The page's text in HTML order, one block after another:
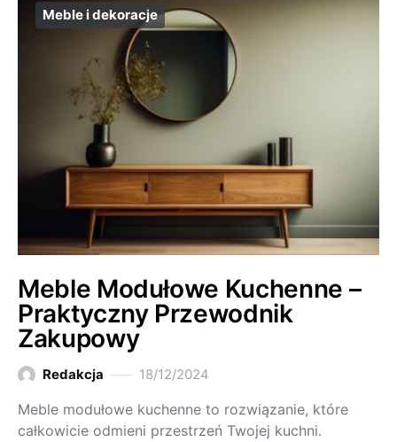
Meble i dekoracje
Meble Modułowe Kuchenne –
Praktyczny Przewodnik
Zakupowy
Redakcja 18/12/2024
Meble modułowe kuchenne to rozwiązanie, które
całkowicie odmieni przestrzeń Twojej kuchni.